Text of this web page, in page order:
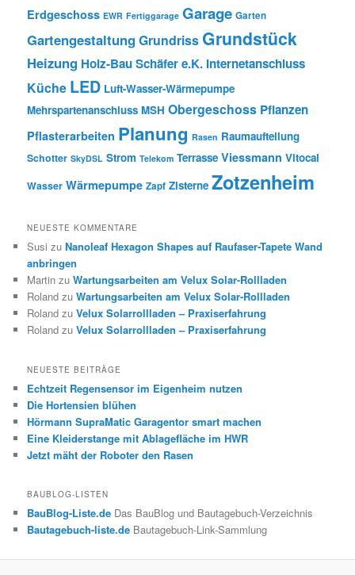
Erdgeschoss EWR Fertiggarage Garage Garten
Gartengestaltung Grundriss Grundstück
Heizung Holz-Bau Schäfer e.K. Internetanschluss
Küche LED Luft-Wasser-Wärmepumpe
Mehrspartenanschluss MSH Obergeschoss Pflanzen
Pflasterarbeiten Planung Rasen Raumaufteilung
Schotter SkyDSL Strom Telekom Terrasse Viessmann Vitocal
Wasser Wärmepumpe Zapf Zisterne Zotzenheim
NEUESTE KOMMENTARE
Susi zuNanoleaf Hexagon Shapes auf Raufaser-Tapete Wand
anbringen
Martin zuWartungsarbeiten am Velux Solar-Rollladen
Roland zuWartungsarbeiten am Velux Solar-Rollladen
Roland zuVelux Solarrollladen – Praxiserfahrung
Roland zuVelux Solarrollladen – Praxiserfahrung
NEUESTE BEITRÄGE
Echtzeit Regensensor im Eigenheim nutzen
Die Hortensien blühen
Hörmann SupraMatic Garagentor smart machen
Eine Kleiderstange mit Ablagefläche im HWR
Jetzt mäht der Roboter den Rasen
BAUBLOG-LISTEN
BauBlog-Liste.de Das BauBlog und Bautagebuch-Verzeichnis
Bautagebuch-liste.de Bautagebuch-Link-Sammlung